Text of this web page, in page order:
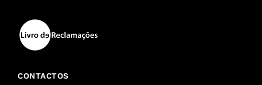
CONTACTOS